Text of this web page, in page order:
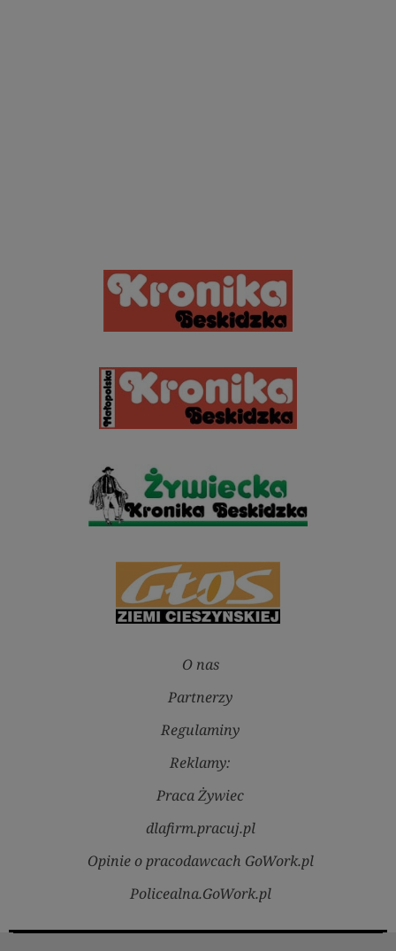
O nas
Partnerzy
Regulaminy
Reklamy:
Praca Żywiec
dlafirm.pracuj.pl
Opinie o pracodawcach GoWork.pl
Policealna.GoWork.pl